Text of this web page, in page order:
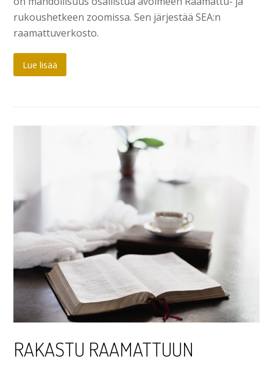
rukoushetkeen zoomissa. Sen järjestää SEA:n
raamattuverkosto.
Lue lisää
RAKASTU RAAMATTUUN